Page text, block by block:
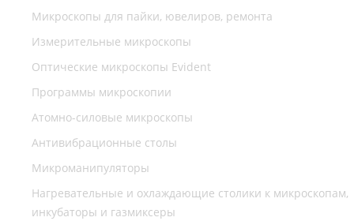
Микроскопы для пайки, ювелиров, ремонта
Измерительные микроскопы
Оптические микроскопы Evident
Программы микроскопии
Атомно-силовые микроскопы
Антивибрационные столы
Микроманипуляторы
Нагревательные и охлаждающие столики к микроскопам,
инкубаторы и газмиксеры